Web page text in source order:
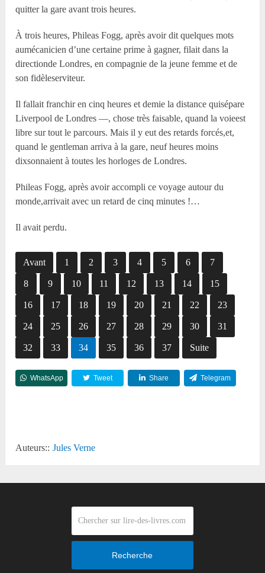
quitter la gare avant trois heures.
À trois heures, Phileas Fogg, après avoir dit quelques mots
aumécanicien d’une certaine prime à gagner, filait dans la
directionde Londres, en compagnie de la jeune femme et de
son fidèleserviteur.
Il fallait franchir en cinq heures et demie la distance quisépare
Liverpool de Londres —, chose très faisable, quand la voieest
libre sur tout le parcours. Mais il y eut des retards forcés,et,
quand le gentleman arriva à la gare, neuf heures moins
dixsonnaient à toutes les horloges de Londres.
Phileas Fogg, après avoir accompli ce voyage autour du
monde,arrivait avec un retard de cinq minutes !…
Il avait perdu.
Avant 1 2 3 4 5 6 7
8 9 10 11 12 13 14 15
16 17 18 19 20 21 22 23
24 25 26 27 28 29 30 31
32 33 34 35 36 37 Suite
WhatsApp Tweet Share Telegram
Auteurs:: Jules Verne
Recherche